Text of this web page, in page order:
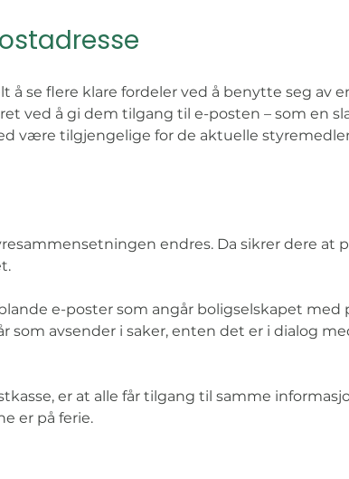
å se flere klare fordeler ved å benytte seg av
ved å gi dem tilgang til e-posten – som en
være tilgjengelige for de aktuelle
endres. Da sikrer dere at
e-poster som angår boligselskapet med
som avsender i saker, enten det er i dialog
er at alle får tilgang til samme
er på ferie.